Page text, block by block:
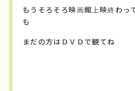
もうそろそろ映画館上映終わっ
も
まだの方はＤＶＤで観てね